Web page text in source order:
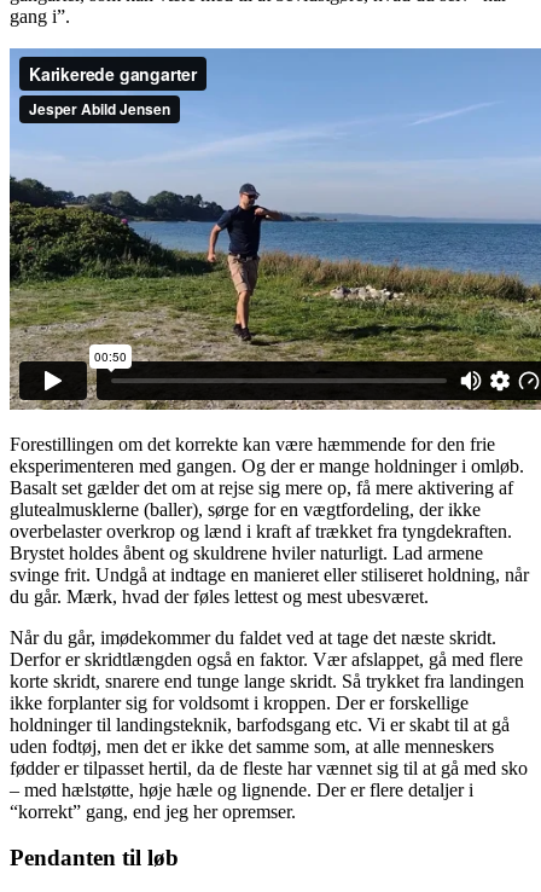
gang i”.
Forestillingen om det korrekte kan være hæmmende for den frie
eksperimenteren med gangen. Og der er mange holdninger i omløb.
Basalt set gælder det om at rejse sig mere op, få mere aktivering af
glutealmusklerne (baller), sørge for en vægtfordeling, der ikke
overbelaster overkrop og lænd i kraft af trækket fra tyngdekraften.
Brystet holdes åbent og skuldrene hviler naturligt. Lad armene
svinge frit. Undgå at indtage en manieret eller stiliseret holdning, når
du går. Mærk, hvad der føles lettest og mest ubesværet.
Når du går, imødekommer du faldet ved at tage det næste skridt.
Derfor er skridtlængden også en faktor. Vær afslappet, gå med flere
korte skridt, snarere end tunge lange skridt. Så trykket fra landingen
ikke forplanter sig for voldsomt i kroppen. Der er forskellige
holdninger til landingsteknik, barfodsgang etc. Vi er skabt til at gå
uden fodtøj, men det er ikke det samme som, at alle menneskers
fødder er tilpasset hertil, da de fleste har vænnet sig til at gå med sko
– med hælstøtte, høje hæle og lignende. Der er flere detaljer i
“korrekt” gang, end jeg her opremser.
Pendanten til løb